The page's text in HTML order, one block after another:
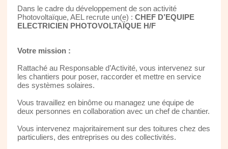
Dans le cadre du développement de son activité
Photovoltaïque, AEL recrute un(e) : CHEF D’EQUIPE
ELECTRICIEN PHOTOVOLTAÏQUE H/F
Votre mission :
Rattaché au Responsable d’Activité, vous intervenez sur
les chantiers pour poser, raccorder et mettre en service
des systèmes solaires.
Vous travaillez en binôme ou managez une équipe de
deux personnes en collaboration avec un chef de chantier.
Vous intervenez majoritairement sur des toitures chez des
particuliers, des entreprises ou des collectivités.